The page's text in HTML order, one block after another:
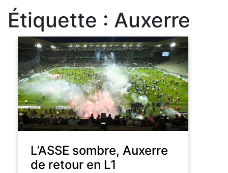
Étiquette : Auxerre
L’ASSE sombre, Auxerre
de retour en L1